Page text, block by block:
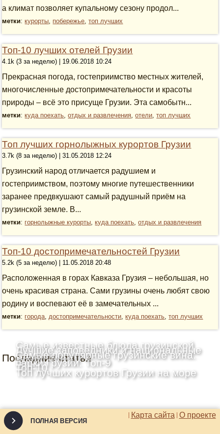
а климат позволяет купальному сезону продол...
метки:курорты, побережье,топ лучших
Топ-10 лучших отелей Грузии
4.1k (3 за неделю) | 19.06.2018 10:24
Прекрасная погода, гостеприимство местных жителей,
многочисленные достопримечательности и красоты
природы – всё это присуще Грузии. Эта самобытн...
метки:куда поехать,отдых и развлечения,отели,топ лучших
Топ лучших горнолыжных курортов Грузии
3.7k (8 за неделю) | 31.05.2018 12:24
Грузинский народ отличается радушием и
гостеприимством, поэтому многие путешественники
заранее предвкушают самый радушный приём на
грузинской земле. В...
метки: горнолыжные курорты,куда поехать,отдых и развлечения
Топ-10 достопримечательностей Грузии
5.2k (5 за неделю) | 11.05.2018 20:48
Расположенная в горах Кавказа Грузия – небольшая, но
очень красивая страна. Сами грузины очень любят свою
родину и воспевают её в замечательных ...
метки: города,достопримечательности,куда поехать,топ лучших
Последние статьи
Самые известные блюда грузинской
кухни: Топ-10
Лучшие заповедники и национальные
парки Грузии: Топ-9
Самые популярные грузинские вина:
Топ-10
Топ лучших курортов Грузии на море
О проекте
Карта сайта
ПОЛНАЯ ВЕРСИЯ